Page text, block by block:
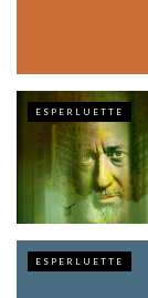
ESPERLUETTE
ESPERLUETTE